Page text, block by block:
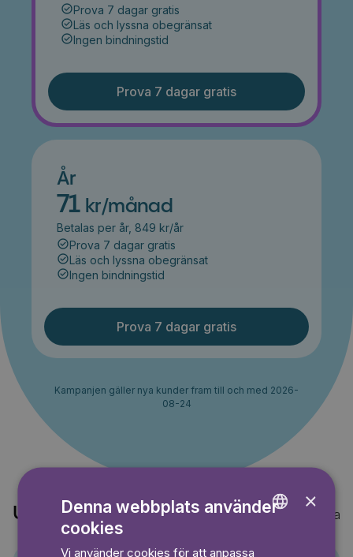
Prova 7 dagar gratis
Läs och lyssna obegränsat
Ingen bindningstid
Prova 7 dagar gratis
År
71 kr/månad
Betalas per år, 849 kr/år
Prova 7 dagar gratis
Läs och lyssna obegränsat
Ingen bindningstid
Prova 7 dagar gratis
Kampanjen gäller nya kunder fram till och med 2026-
08-24
Upptäck också Visa alla
×
Denna webbplats använder
cookies
Vi använder cookies för att anpassa